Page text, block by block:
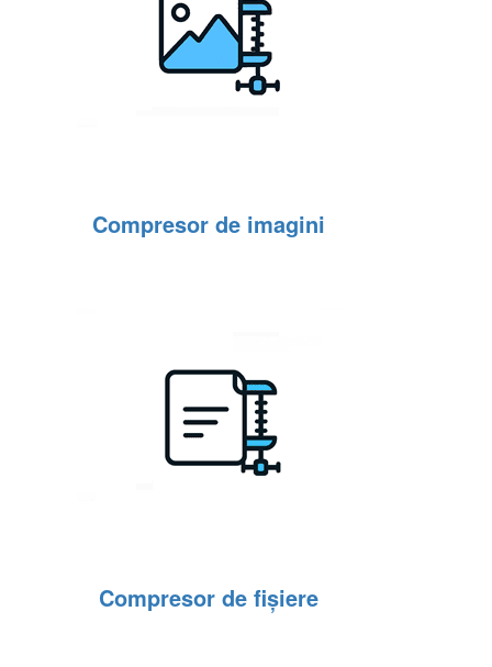
Compresor de imagini
Compresor de fișiere